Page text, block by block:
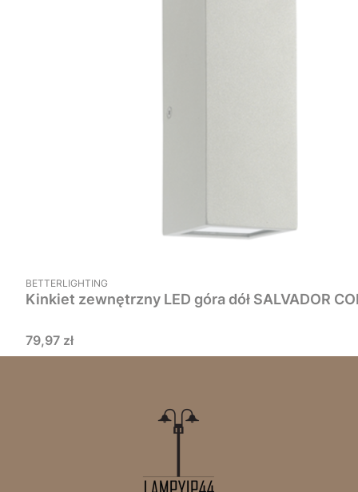
PRODUCENT
BETTERLIGHTING
Kinkiet zewnętrzny LED góra dół SALVADOR
Cena
79,97 zł